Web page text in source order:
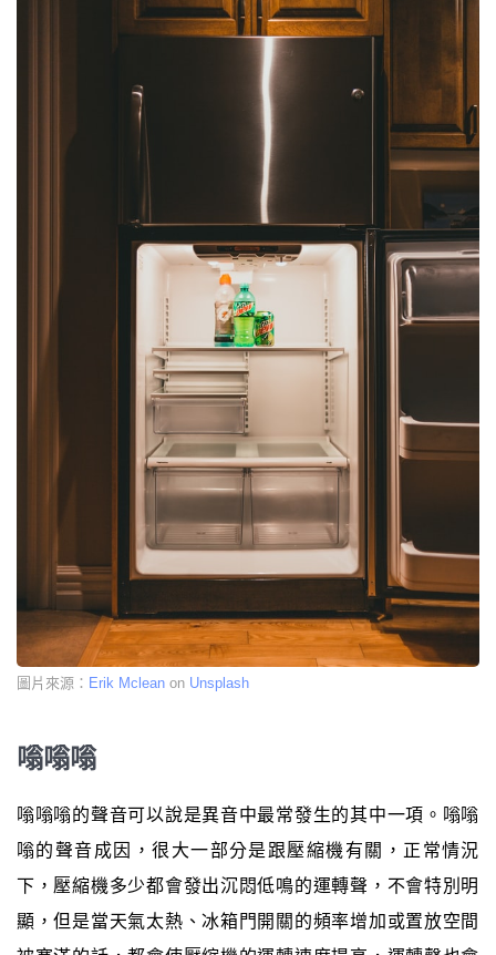
圖片來源： Erik Mclean on Unsplash
嗡嗡嗡
嗡嗡嗡的聲音可以說是異音中最常發生的其中一項。嗡嗡
嗡的聲音成因，很大一部分是跟壓縮機有關，正常情況
下，壓縮機多少都會發出沉悶低鳴的運轉聲，不會特別明
顯，但是當天氣太熱、冰箱門開關的頻率增加或置放空間